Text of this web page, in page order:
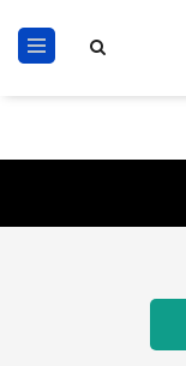
87
02133907184